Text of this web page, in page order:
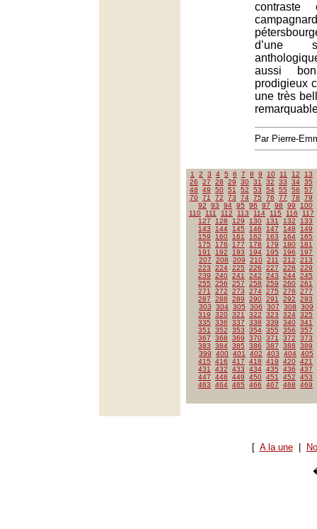
contraste
d’une
aussi
prodigieux
une très
Par Pierre-
1 2 3 4 5 6 7 8 9 10 11 12
13
26
27 28 29 30 31 32 33 34 35
48
49 50 51 52 53 54 55 56
57
70 71 72 73 74 75 76 77 78
79
92
93 94 95 96 97 98 99
100
110
111 112 113 114 115 116
117
127
128 129 130 131 132
133
143
144 145 146 147 148
149
159
160 161 162 163 164
165
175
176 177 178 179 180
181
191
192 193 194 195 196
197
207
208 209 210 211 212
213
223
224 225 226 227 228
229
239
240 241 242 243 244 245
255
256 257 258 259 260 261
271
272 273 274 275 276
277
287
288 289 290 291 292
293
303
304 305 306 307 308
309
319
320 321 322 323 324 325
335
336 337 338 339 340 341
351
352 353 354 355 356
357
367
368 369 370 371 372
373
383
384 385 386 387 388
389
399
400 401 402 403 404 405
415
416 417 418 419 420 421
431
432 433 434 435 436
437
447
448 449 450 451 452
453
463
464 465 466 467 468 469
[ A la une|